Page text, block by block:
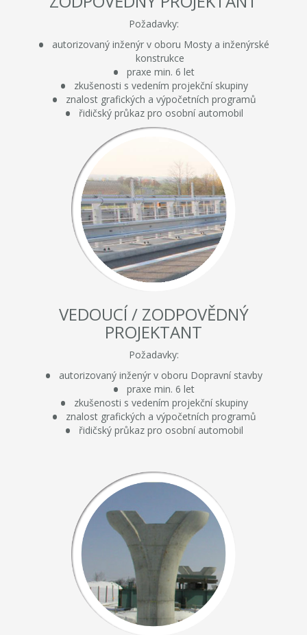
Požadavky:
autorizovaný inženýr v oboru Mosty a inženýrské
konstrukce
praxe min. 6 let
zkušenosti s vedením projekční skupiny
znalost grafických a výpočetních programů
řidičský průkaz pro osobní automobil
VEDOUCÍ / ZODPOVĚDNÝ
PROJEKTANT
Požadavky:
autorizovaný inženýr v oboru Dopravní stavby
praxe min. 6 let
zkušenosti s vedením projekční skupiny
znalost grafických a výpočetních programů
řidičský průkaz pro osobní automobil